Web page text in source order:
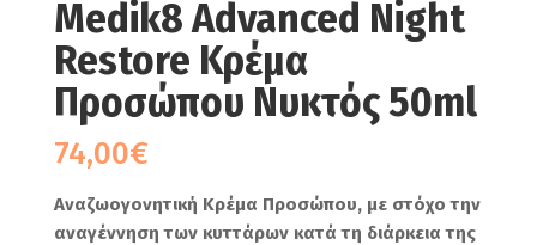
Medik8 Advanced Night
Restore Κρέμα
Προσώπου Νυκτός 50ml
74,00€
Αναζωογονητική Κρέμα Προσώπου, με στόχο την
αναγέννηση των κυττάρων κατά τη διάρκεια της